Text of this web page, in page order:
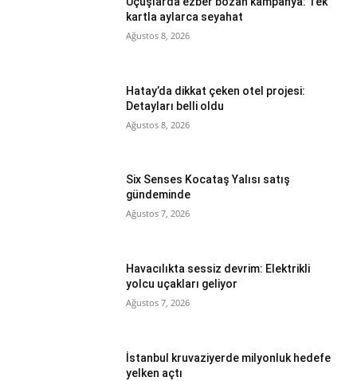
kartla aylarca seyahat
Ağustos 8, 2026
Hatay’da dikkat çeken otel projesi:
Detayları belli oldu
Ağustos 8, 2026
Six Senses Kocataş Yalısı satış
gündeminde
Ağustos 7, 2026
Havacılıkta sessiz devrim: Elektrikli
yolcu uçakları geliyor
Ağustos 7, 2026
İstanbul kruvaziyerde milyonluk hedefe
yelken açtı